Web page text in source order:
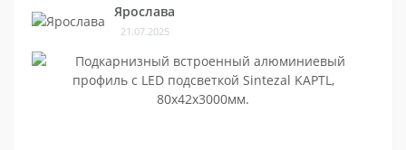
Ярослава
21.07.2025